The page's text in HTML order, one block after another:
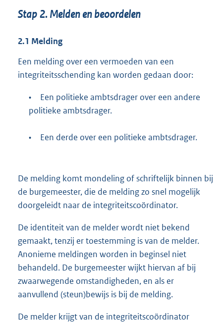
Stap 2. Melden en beoordelen
2.1 Melding
Een melding over een vermoeden van een
integriteitsschending kan worden gedaan door:
•
Een politieke ambtsdrager over een andere
politieke ambtsdrager.
• Een derde over een politieke ambtsdrager.
De melding komt mondeling of schriftelijk binnen bij
de burgemeester, die de melding zo snel mogelijk
doorgeleidt naar de integriteitscoördinator.
De identiteit van de melder wordt niet bekend
gemaakt, tenzij er toestemming is van de melder.
Anonieme meldingen worden in beginsel niet
behandeld. De burgemeester wijkt hiervan af bij
zwaarwegende omstandigheden, en als er
aanvullend (steun)bewijs is bij de melding.
De melder krijgt van de integriteitscoördinator